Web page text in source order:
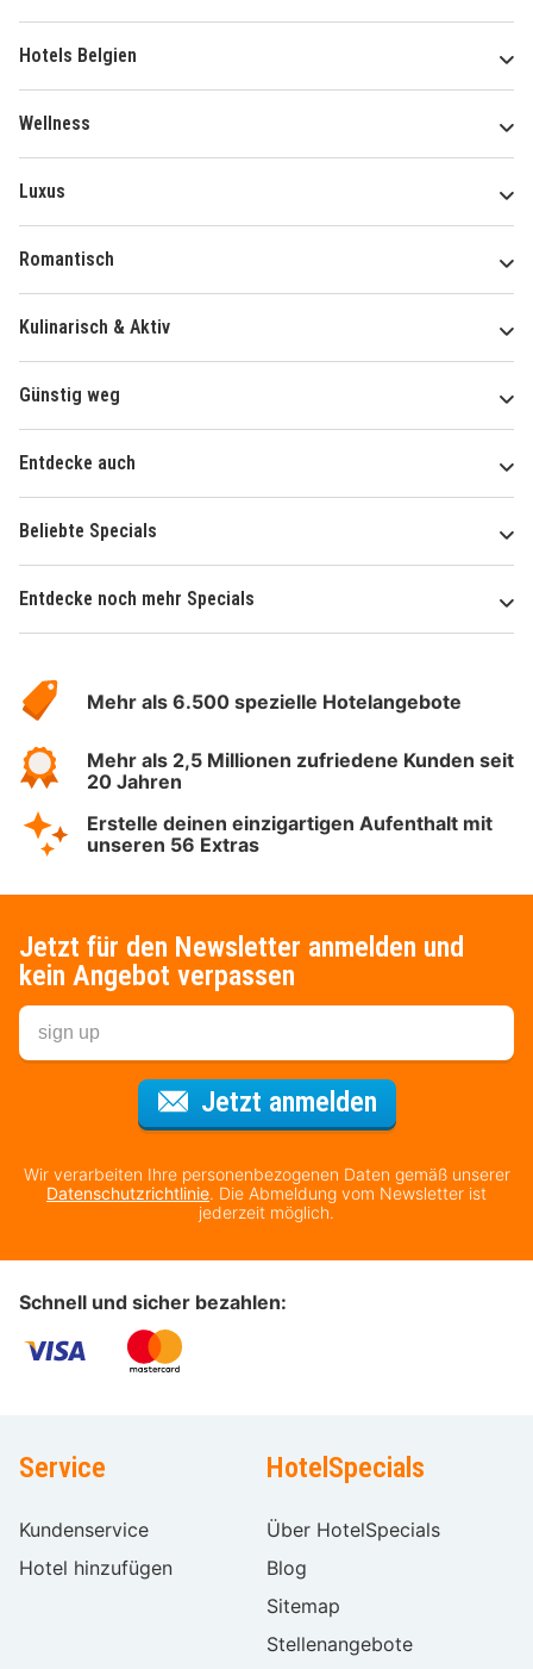
Hotels Belgien
Wellness
Luxus
Romantisch
Kulinarisch & Aktiv
Günstig weg
Entdecke auch
Beliebte Specials
Entdecke noch mehr Specials
Hotelspecials
Mehr als 6.500 spezielle Hotelangebote
Mehr als 2,5 Millionen zufriedene Kunden seit
20 Jahren
Erstelle deinen einzigartigen Aufenthalt mit
unseren 56 Extras
Jetzt für den Newsletter anmelden und
kein Angebot verpassen
Jetzt anmeldenFür den
Wir verarbeiten Ihre personenbezogenen Daten gemäß unserer
Datenschutzrichtlinie. Die Abmeldung vom Newsletter ist
jederzeit möglich.
Schnell und sicher bezahlen:
Service
Kundenservice
Hotel hinzufügen
HotelSpecials
Über HotelSpecials
Blog
Sitemap
Stellenangebote